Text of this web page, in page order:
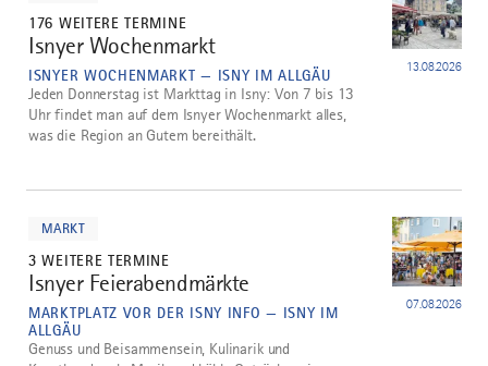
176 WEITERE TERMINE
1
Isnyer Wochenmarkt
ISNYER WOCHENMARKT — ISNY IM ALLGÄU 13.08.2026
Jeden Donnerstag ist Markttag in Isny: Von 7 bis 13
Uhr findet man auf dem Isnyer Wochenmarkt alles,
was die Region an Gutem bereithält.
MARKT
3 WEITERE TERMINE
2
Isnyer Feierabendmärkte
MARKTPLATZ VOR DER ISNY INFO — ISNY IM
ALLGÄU
07.08.2026
Genuss und Beisammensein, Kulinarik und